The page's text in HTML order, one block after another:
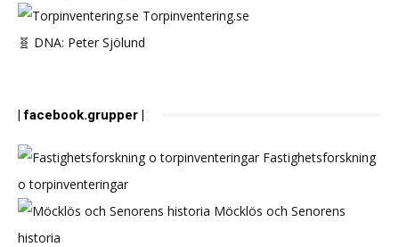
Torpinventering.se
🧬 DNA: Peter Sjölund
| facebook.grupper |
Fastighetsforskning
o torpinventeringar
Möcklös och Senorens
historia